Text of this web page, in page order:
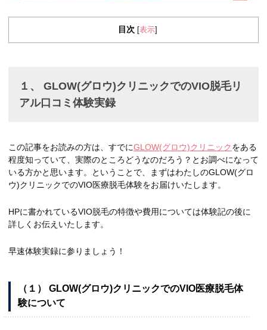
目次 表示
１、 GLOW(グロウ)クリニックでのVIO脱毛リ
アル口コミ体験実録
この記事をお読みの方は、すでにGLOW(グロウ)クリニックをある
程度知っていて、実際のところどうなのだろう？とお調べになって
いる方かと思います。ということで、まずはわたしのGLOW(グロ
ウ)クリニックでのVIO医療脱毛体験をお届けいたします。
HPに書かれているVIO脱毛の特徴や費用については体験記の後に
詳しくお伝えいたします。
早速体験実録に参りましょう！
（１） GLOW(グロウ)クリニックでのVIO医療脱毛体
験について